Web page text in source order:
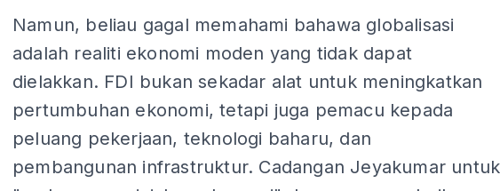
Namun, beliau gagal memahami bahawa globalisasi
adalah realiti ekonomi moden yang tidak dapat
dielakkan. FDI bukan sekadar alat untuk meningkatkan
pertumbuhan ekonomi, tetapi juga pemacu kepada
peluang pekerjaan, teknologi baharu, dan
pembangunan infrastruktur. Cadangan Jeyakumar untuk